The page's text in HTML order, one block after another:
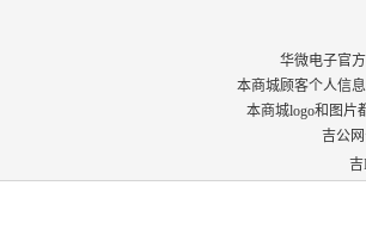
华微电子官
本商城顾客个人信
本商城logo和图片
吉公网
吉